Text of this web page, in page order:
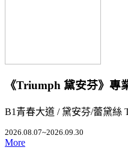
《Triumph 黛安芬》專
B1青春大道 / 黛安芬/蕾黛絲
2026.08.07~2026.09.30
More